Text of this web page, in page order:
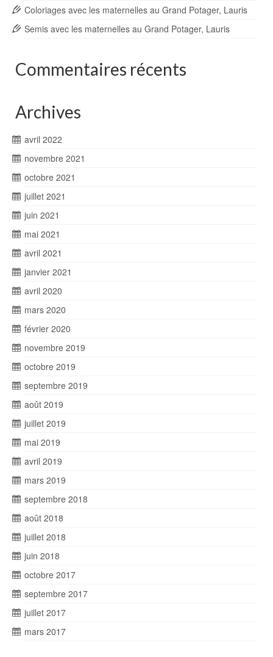
Coloriages avec les maternelles au Grand Potager, Lauris
Semis avec les maternelles au Grand Potager, Lauris
Commentaires récents
Archives
avril 2022
novembre 2021
octobre 2021
juillet 2021
juin 2021
mai 2021
avril 2021
janvier 2021
avril 2020
mars 2020
février 2020
novembre 2019
octobre 2019
septembre 2019
août 2019
juillet 2019
mai 2019
avril 2019
mars 2019
septembre 2018
août 2018
juillet 2018
juin 2018
octobre 2017
septembre 2017
juillet 2017
mars 2017